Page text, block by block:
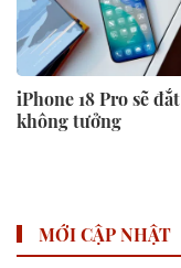
iPhone 18 Pro sẽ đắt
không tưởng
MỚI CẬP NHẬT